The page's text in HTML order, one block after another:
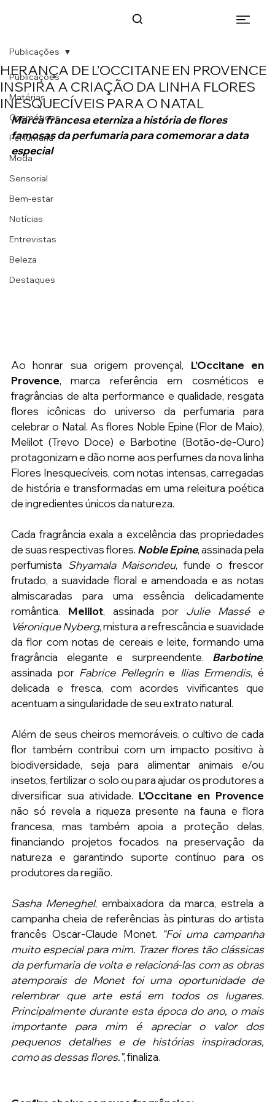
Publicações
Matérias
Cosméticos
Perfumaria
Moda
Sensorial
Bem-estar
Notícias
Entrevistas
Beleza
Destaques
Publicações
HERANÇA DE L’OCCITANE EN PROVENCE
INSPIRA A CRIAÇÃO DA LINHA FLORES
INESQUECÍVEIS PARA O NATAL
Marca francesa eterniza a história de flores
famosas da perfumaria para comemorar a data
especial
Ao honrar sua origem provençal, L’Occitane en
Provence, marca referência em cosméticos e
fragrâncias de alta performance e qualidade, resgata
flores icônicas do universo da perfumaria para
celebrar o Natal. As flores Noble Epine (Flor de Maio),
Melilot (Trevo Doce) e Barbotine (Botão-de-Ouro)
protagonizam e dão nome aos perfumes da nova linha
Flores Inesquecíveis, com notas intensas, carregadas
de história e transformadas em uma releitura poética
de ingredientes únicos da natureza.
Cada fragrância exala a excelência das propriedades
de suas respectivas flores. Noble Epine, assinada pela
perfumista Shyamala Maisondeu, funde o frescor
frutado, a suavidade floral e amendoada e as notas
almiscaradas para uma essência delicadamente
romântica. Melilot, assinada por Julie Massé e
Véronique Nyberg, mistura a refrescância e suavidade
da flor com notas de cereais e leite, formando uma
fragrância elegante e surpreendente. Barbotine,
assinada por Fabrice Pellegrin e Ilias Ermendis, é
delicada e fresca, com acordes vivificantes que
acentuam a singularidade de seu extrato natural.
Além de seus cheiros memoráveis, o cultivo de cada
flor também contribui com um impacto positivo à
biodiversidade, seja para alimentar animais e/ou
insetos, fertilizar o solo ou para ajudar os produtores a
diversificar sua atividade.
não só revela a riqueza presente na fauna e flora
francesa, mas também apoia a proteção delas,
financiando projetos focados na preservação da
natureza e garantindo suporte contínuo para os
produtores da região.
Sasha Meneghel, embaixadora da marca, estrela a
campanha cheia de referências às pinturas do artista
francês Oscar-Claude Monet. “Foi uma campanha
muito especial para mim. Trazer flores tão clássicas
da perfumaria de volta e relacioná-las com as obras
atemporais de Monet foi uma oportunidade de
relembrar que arte está em todos os lugares.
Principalmente durante esta época do ano, o mais
importante para mim é apreciar o valor dos
pequenos detalhes e de histórias inspiradoras,
como as dessas flores.”, finaliza.